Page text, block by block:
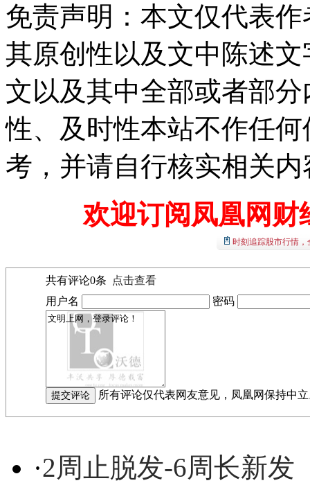
免责声明：本文仅代表
其原创性以及文中陈述
文以及其中全部或者部
性、及时性本站不作任
考，并请自行核实相关内
欢迎订阅凤凰网财
时刻追踪股市行情
共有评论0条
点击查看
用户名
密码
所有评论仅代表网友意见，凤凰网保持中
·2周止脱发-6周长新发